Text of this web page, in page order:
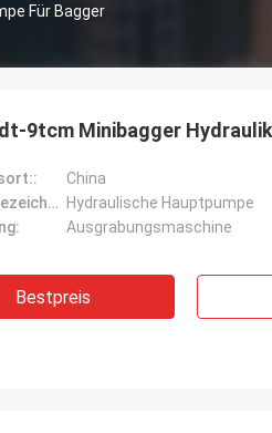
Für Bagger
9tcm Minibagger
China
Produktbezeichnung::
Hydraulische Hauptpumpe
Ausgrabungsmaschine
Bestpreis